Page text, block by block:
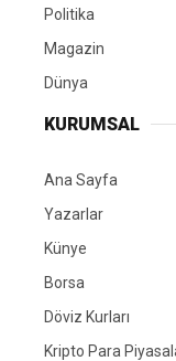
Politika
Magazin
Dünya
KURUMSAL
Ana Sayfa
Yazarlar
Künye
Borsa
Döviz Kurları
Kripto Para